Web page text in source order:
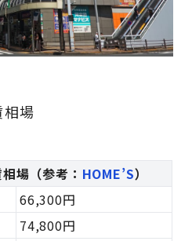
相場
場（参考： HOME’S）
66,300円
74,800円